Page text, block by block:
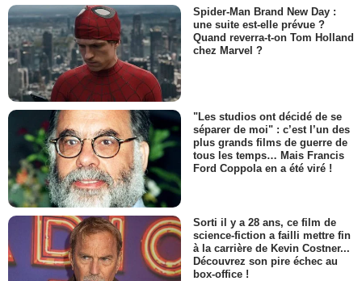
Spider-Man Brand New Day :
une suite est-elle prévue ?
Quand reverra-t-on Tom Holland
chez Marvel ?
"Les studios ont décidé de se
séparer de moi" : c’est l’un des
plus grands films de guerre de
tous les temps… Mais Francis
Ford Coppola en a été viré !
Sorti il y a 28 ans, ce film de
science-fiction a failli mettre fin
à la carrière de Kevin Costner...
Découvrez son pire échec au
box-office !